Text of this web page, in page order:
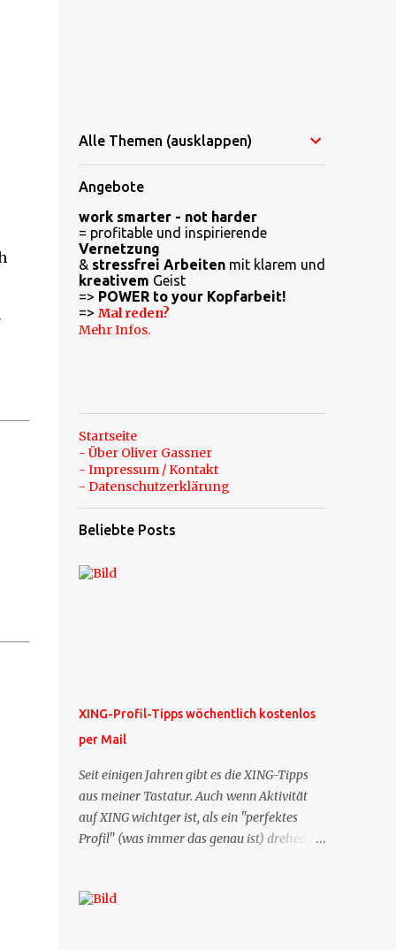
Alle Themen (ausklappen)
Angebote
work smarter - not harder
= profitable und inspirierende
Vernetzung
& stressfrei Arbeitenmit klarem und
kreativem Geist
=> POWER to your Kopfarbeit!
=> Mal reden?
Mehr Infos.
Startseite
- Über Oliver Gassner
- Impressum / Kontakt
- Datenschutzerklärung
Beliebte Posts
XING-Profil-Tipps wöchentlich kostenlos
per Mail
Seit einigen Jahren gibt es die XING-Tipps
aus meiner Tastatur. Auch wenn Aktivität
auf XING wichtger ist, als ein "perfektes
Profil" (was immer das genau ist) drehen
es jetzt die Profil-Fragen zu XING als eigene